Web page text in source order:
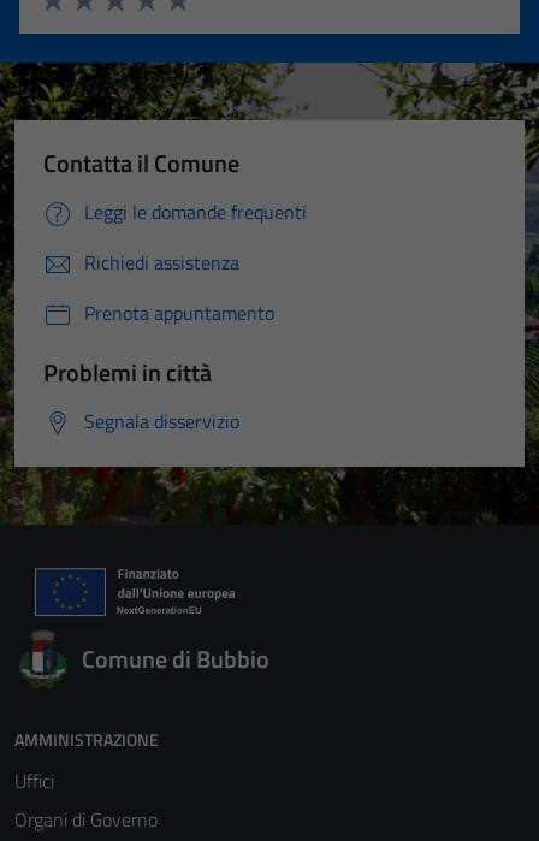
Valuta 5 stelle su 5
Valuta 4 stelle su 5
Valuta 3 stelle su 5
Valuta 2 stelle su 5
Valuta 1 stelle su 5
Contatta il Comune
Leggi le domande frequenti
Richiedi assistenza
Prenota appuntamento
Problemi in città
Segnala disservizio
Comune di Bubbio
AMMINISTRAZIONE
Uffici
Organi di Governo